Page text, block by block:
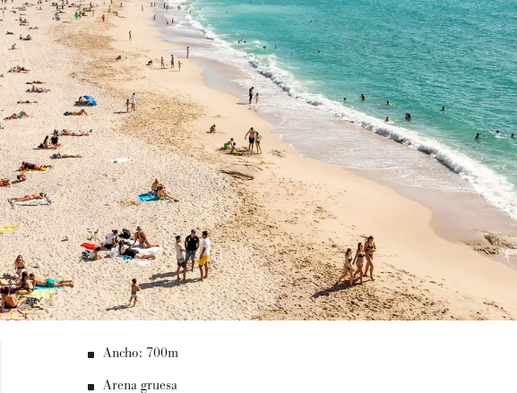
Ancho: 700m
Arena gruesa